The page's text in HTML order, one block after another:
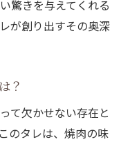
驚きを与えてくれる
が創り出すその奥深
？
て欠かせない存在と
のタレは、焼肉の味